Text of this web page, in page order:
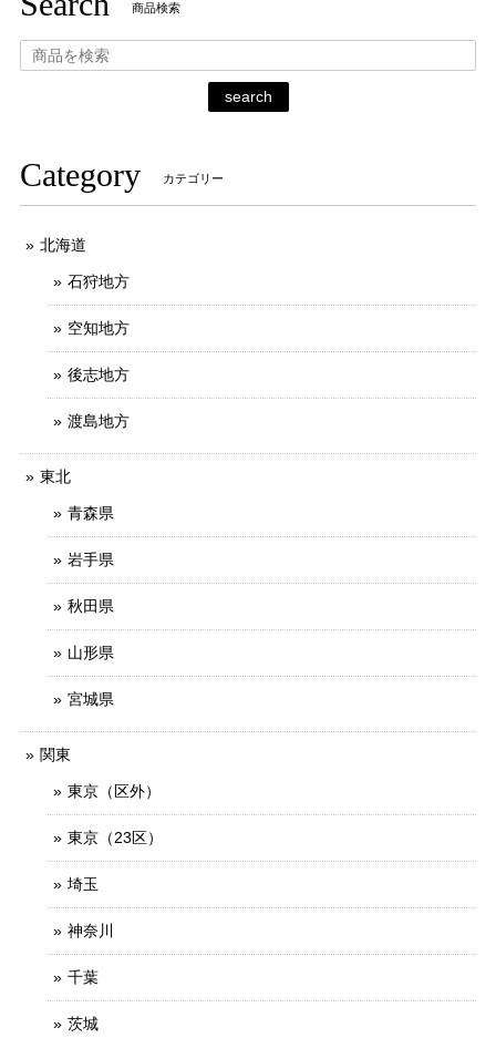
商品検索
search
Category カテゴリー
北海道
石狩地方
空知地方
後志地方
渡島地方
東北
青森県
岩手県
秋田県
山形県
宮城県
関東
東京（区外）
東京（23区）
埼玉
神奈川
千葉
茨城